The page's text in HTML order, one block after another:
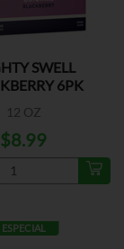
SWELL
6PK
12 OZ
$8.99
ESPECIAL